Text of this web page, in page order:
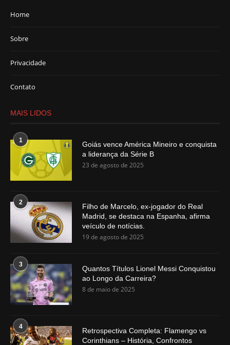
Home
Sobre
Privacidade
Contato
MAIS LIDOS
1
Goiás vence América Mineiro e conquista
a liderança da Série B
23 de agosto de 2025
2
Filho de Marcelo, ex-jogador do Real
Madrid, se destaca na Espanha, afirma
veículo de notícias.
19 de agosto de 2025
3
Quantos Títulos Lionel Messi Conquistou
ao Longo da Carreira?
8 de maio de 2025
4
Retrospectiva Completa: Flamengo vs
Corinthians – História, Confrontos